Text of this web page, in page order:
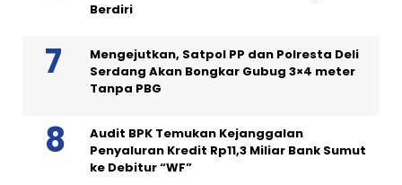
Berdiri
Mengejutkan, Satpol PP dan Polresta Deli
Serdang Akan Bongkar Gubug 3×4 meter
Tanpa PBG
Audit BPK Temukan Kejanggalan
Penyaluran Kredit Rp11,3 Miliar Bank Sumut
ke Debitur “WF”